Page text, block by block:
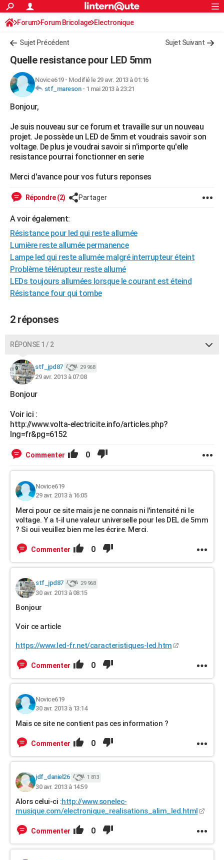
ACTUALITÉS
Politique
Société
Faits Divers
Education
Monde
Villes
+
FINANCE
Retraite
Impôts
Epargne
Immobilier
Risques naturels par ville
Banque
Assurance
Crédit
AUTO
Essais
Réserver un essai
Citadines
Berlines
SUV
Forum auto
+HIGH-TECH
Mobiles
Meilleur smartphone
Internet
Ordinateurs
Jeux vidéo
Guide high-tech
+BRICOLAGE
Forum
Aménagement intérieur
Extérieur
Cuisine
Salle de bains
Jardinage
Rangement
WEEK-END
Guides de France
Escapades
Patrimoine
Expositions
Musées
Week-end nature
+LIFESTYLE
Art de vivre
Bien-être
Loisirs
Mode
Modes de vie
SANTE
VOYAGE
Destinations
City break
Voyage nature
Voyage de noces
Forum
Climat
PHOTO
GUIDES D'ACHAT
BONS PLANS
CARTE DE VOEUX
Carte de Noël
Carte Bonne année
Carte Saint-Valentin
Carte Pâques
Carte d'anniversaire
DICTIONNAIRE
S'inscrire
Se connecter
Lycées
Collèges
Primaires
Universités
Entreprises
Service militaire
Avis de recherche
AVIS DE DÉCÈS
FORUM
Bricolage
Lifestyle
Culture
Sport
Auto
Television
Voyage
Cinema
S'inscrire
Connexion
Forum Forum Bricolage Electronique
Sujet Précédent Sujet Suivant
Quelle resistance pour LED 5mm
Novice619- Modifié le 29 avr. 2013 à 01:16
stf_mareson- 1 mai 2013 à 23:21
Bonjour,
Je suis nouveau sur ce forum et travaille sur un nouveau
projet. Je possède un LED de 5mm et voudrais savoir son
voltage. De plus je voudrai savoir si n'importe qu'elle
resistance pourrai fonctionner en serie
Merci d'avance pour vos futurs reponses
Répondre (2) Partager
A voir également:
Résistance pour led qui reste allumée
Lumière reste allumée permanence
Lampe led qui reste allumée malgré interrupteur éteint
Problème télérupteur reste allumé
LEDs toujours allumées lorsque le courant est éteind
Résistance four qui tombe
2 réponses
RÉPONSE 1 / 2
stf_jpd87 29 968
29 avr. 2013 à 07:08
Bonjour
Voir ici :
http://www.volta-electricite.info/articles.php?
lng=fr&pg=6152
Commenter 0
Novice619
29 avr. 2013 à 16:05
Merci pour ce site mais je ne connais ni l'intensité ni le
voltage. Y a t-il une valeur universelle pour les DEL de 5mm
? Si oui veuillez bien me les écrire. Merci.
Commenter 0
stf_jpd87 29 968
30 avr. 2013 à 08:15
Bonjour
Voir ce article
https://www.led-fr.net/caracteristiques-led.htm
Commenter 0
Novice619
30 avr. 2013 à 13:14
Mais ce site ne contient pas ces information ?
Commenter 0
jdf_daniel26 1 813
30 avr. 2013 à 14:59
Alors celui-ci :http://www.sonelec-
musique.com/electronique_realisations_alim_led.html
Commenter 0